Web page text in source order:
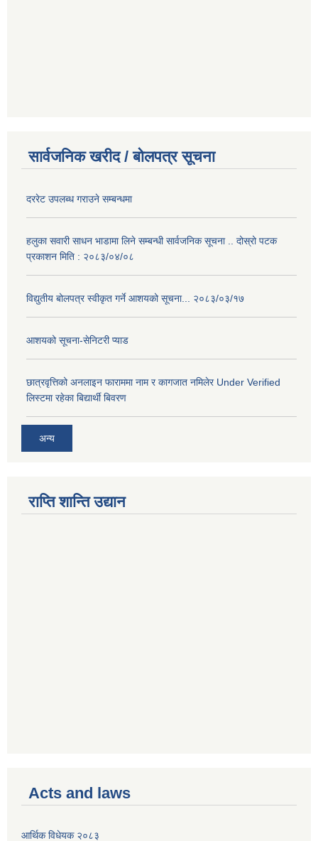
सार्वजनिक खरीद / बोलपत्र सूचना
दररेट उपलब्ध गराउने सम्बन्धमा
हलुका सवारी साधन भाडामा लिने सम्बन्धी सार्वजनिक सूचना .. दोस्रो पटक
प्रकाशन मिति : २०८३/०४/०८
विद्युतीय बोलपत्र स्वीकृत गर्ने आशयको सूचना... २०८३/०३/१७
आशयको सूचना-सेनिटरी प्याड
छात्रवृत्तिको अनलाइन फाराममा नाम र कागजात नमिलेर Under Verified
लिस्टमा रहेका बिद्यार्थी बिवरण
अन्य
राप्ति शान्ति उद्यान
Acts and laws
आर्थिक विधेयक २०८३